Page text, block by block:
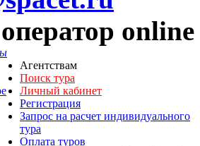
online
Агентствам
Поиск тура
Личный кабинет
Регистрация
Запрос на расчет индивидуального
тура
Оплата туров